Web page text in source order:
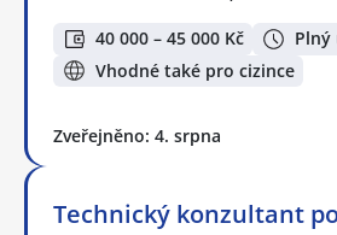
40 000 – 45 000 Kč
Plný
Vhodné také pro cizince
Zveřejněno: 4. srpna
Technický konzultant